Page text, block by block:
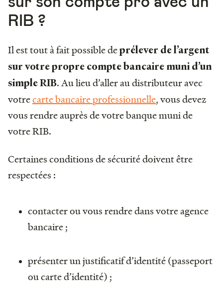
RIB ?
Il est tout à fait possible deprélever de l’argent
sur votre propre compte bancaire muni d’un
simple RIB. Au lieu d’aller au distributeur avec
votrecarte bancaire professionnelle, vous devez
vous rendre auprès de votre banque muni de
votre RIB.
Certaines conditions de sécurité doivent être
respectées :
contacter ou vous rendre dans votre agence
bancaire ;
présenter un justificatif d’identité (passeport
ou carte d’identité) ;